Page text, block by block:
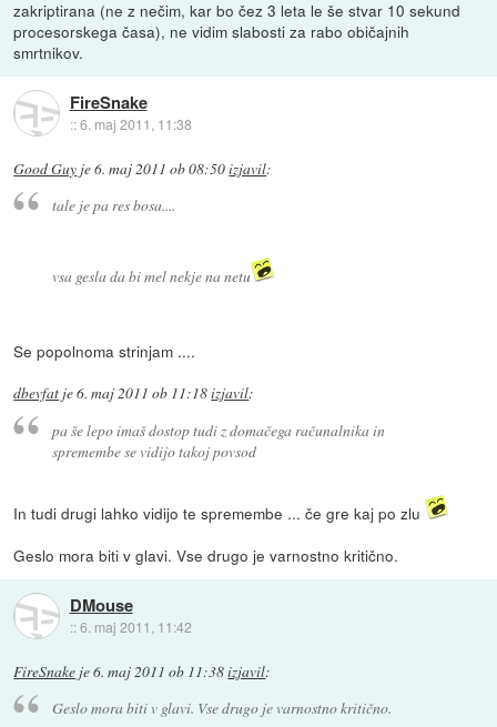
zakriptirana (ne z nečim, kar bo čez 3 leta le še stvar 10 sekund
procesorskega časa), ne vidim slabosti za rabo običajnih
smrtnikov.
FireSnake
::6. maj 2011, 11:38
Good Guy je6. maj 2011 ob 08:50izjavil:
tale je pa res bosa....
vsa gesla da bi mel nekje na netu
Se popolnoma strinjam ....
dbevfat je6. maj 2011 ob 11:18izjavil:
pa še lepo imaš dostop tudi z domačega računalnika in
spremembe se vidijo takoj povsod
In tudi drugi lahko vidijo te spremembe ... če gre kaj po zlu
Geslo mora biti v glavi. Vse drugo je varnostno kritično.
DMouse
::6. maj 2011, 11:42
FireSnake je6. maj 2011 ob 11:38izjavil:
Geslo mora biti v glavi. Vse drugo je varnostno kritično.